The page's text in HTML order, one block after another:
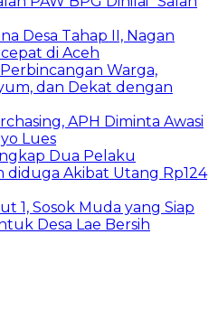
Desa Tahap II, Nagan
di Aceh
Warga,
dan Dekat dengan
APH Diminta Awasi
Lues
Dua Pelaku
diduga Akibat Utang Rp124
1, Sosok Muda yang Siap
Desa Lae Bersih